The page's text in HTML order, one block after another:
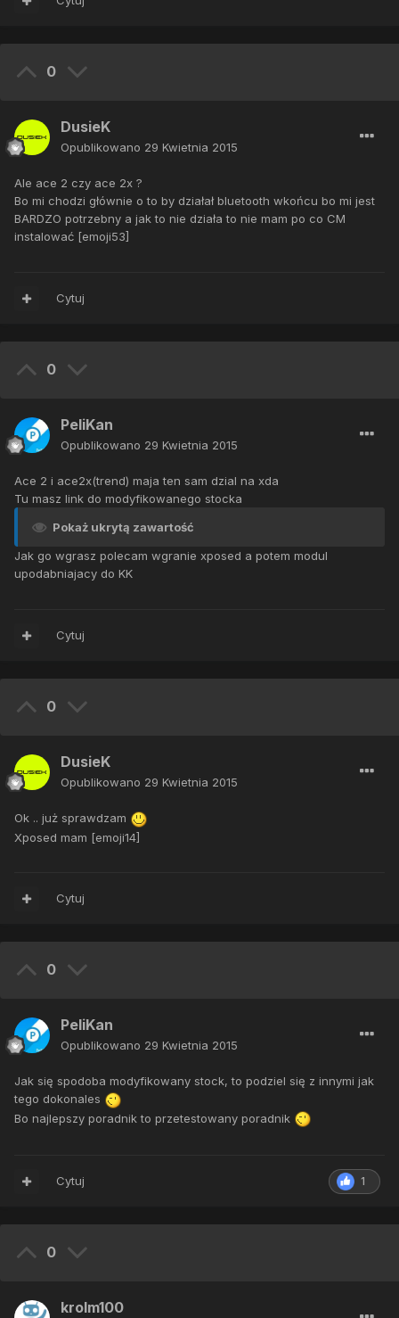
0
DusieK
Opublikowano 29 Kwietnia 2015
Ale ace 2 czy ace 2x ?
Bo mi chodzi głównie o to by działał bluetooth wkońcu bo mi jest
BARDZO potrzebny a jak to nie działa to nie mam po co CM
instalować [emoji53]
Cytuj
0
PeliKan
Opublikowano 29 Kwietnia 2015
Ace 2 i ace2x(trend) maja ten sam dzial na xda
Tu masz link do modyfikowanego stocka
Pokaż ukrytą zawartość
Jak go wgrasz polecam wgranie xposed a potem modul
upodabniajacy do KK
Cytuj
0
DusieK
Opublikowano 29 Kwietnia 2015
Ok .. już sprawdzam
Xposed mam [emoji14]
Cytuj
0
PeliKan
Opublikowano 29 Kwietnia 2015
Jak się spodoba modyfikowany stock, to podziel się z innymi jak
tego dokonales
Bo najlepszy poradnik to przetestowany poradnik
1
Cytuj
0
krolm100